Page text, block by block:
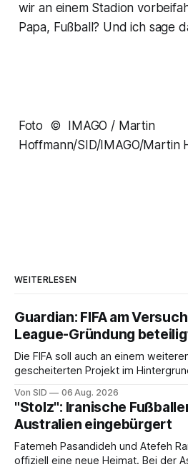
wir an einem Stadion
Papa, Fußball? Und ich sage
Foto © IMAGO / Martin
Hoffmann/SID/IMAGO/Martin
WEITERLESEN
Guardian: FIFA am
League-Gründung
Die FIFA soll auch an einem
gescheiterten Projekt im
Von SID 06 Aug. 2026
"Stolz": Iranische
Australien eingebürgert
Fatemeh Pasandideh und Atefeh
offiziell eine neue Heimat. Bei der